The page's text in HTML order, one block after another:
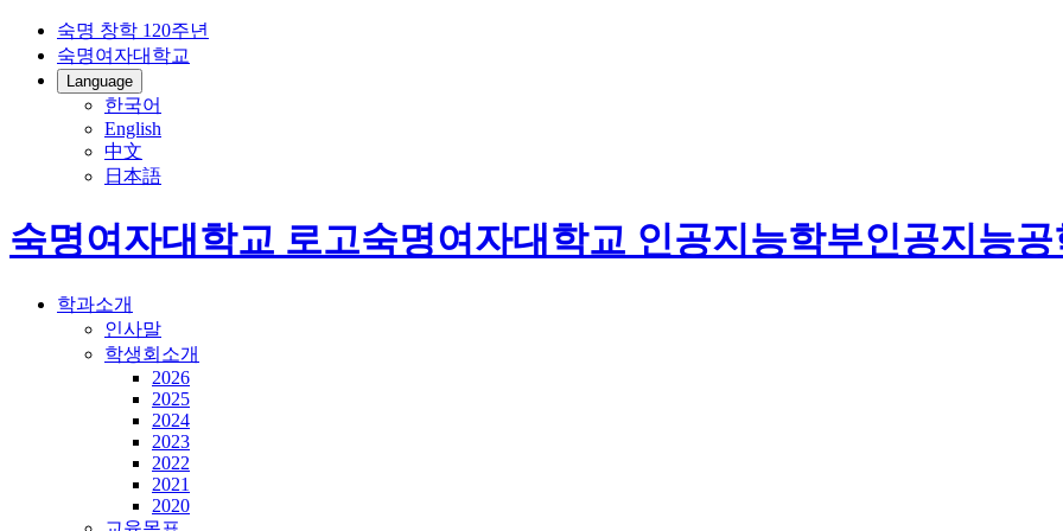
숙명 창학 120주년
숙명여자대학교
Language
한국어
English
中文
日本語
숙명여자대학교 로고숙명여자대학교 인공지능학부인공지능
학과소개
인사말
학생회소개
2026
2025
2024
2023
2022
2021
2020